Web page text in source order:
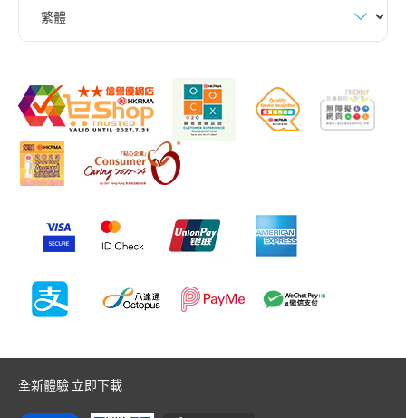
全新體驗 立即下載